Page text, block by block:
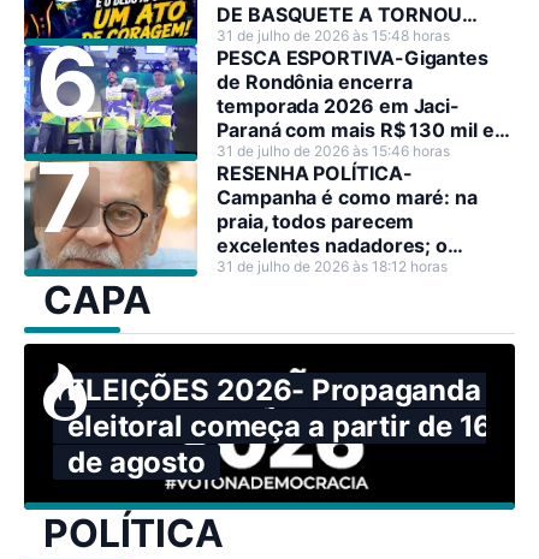
DE BASQUETE A TORNOU
HEROÍNA NO SEU PAÍS
31 de julho de 2026 às 15:48 horas
PESCA ESPORTIVA-Gigantes
de Rondônia encerra
temporada 2026 em Jaci-
Paraná com mais R$ 130 mil em
premiações
31 de julho de 2026 às 15:46 horas
RESENHA POLÍTICA-
Campanha é como maré: na
praia, todos parecem
excelentes nadadores; o
problema surge quando o mar
31 de julho de 2026 às 18:12 horas
CAPA
ELEIÇÕES 2026- Propaganda
eleitoral começa a partir de 16
de agosto
POLÍTICA